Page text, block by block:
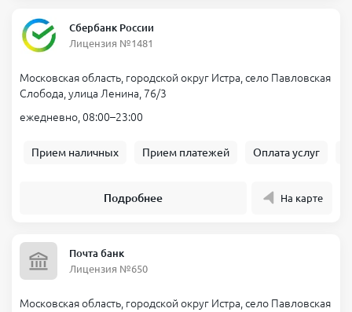
Сбербанк России
Лицензия №1481
Московская область, городской округ Истра, село Павловская
Слобода, улица Ленина, 76/3
ежедневно, 08:00–23:00
Прием наличных Прием платежей Оплата услуг
Подробнее На карте
Почта банк
Лицензия №650
Московская область, городской округ Истра, село Павловская